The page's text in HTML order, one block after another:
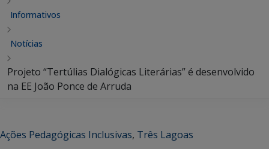
Informativos
Notícias
Projeto “Tertúlias Dialógicas Literárias” é desenvolvido
na EE João Ponce de Arruda
Ações Pedagógicas Inclusivas, Três Lagoas